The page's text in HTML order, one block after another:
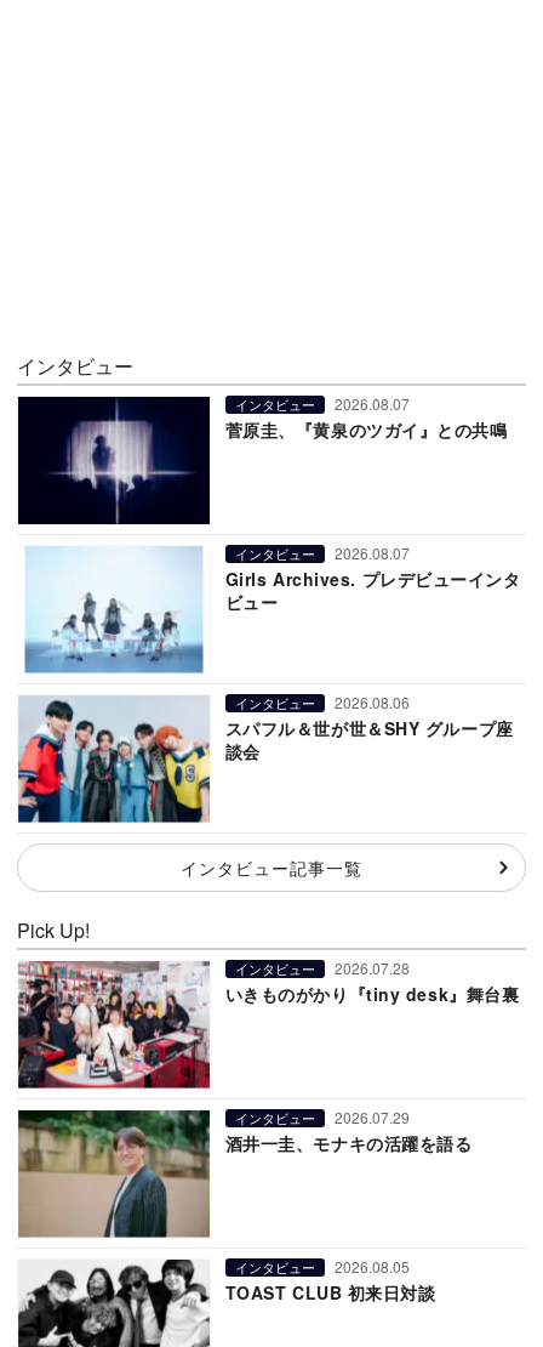
インタビュー
インタビュー 2026.08.07
菅原圭、『黄泉のツガイ』との共鳴
インタビュー 2026.08.07
Girls Archives. プレデビューインタ
ビュー
インタビュー 2026.08.06
スパフル＆世が世＆SHY グループ座
談会
インタビュー記事一覧
Pick Up!
インタビュー 2026.07.28
いきものがかり『tiny desk』舞台裏
インタビュー 2026.07.29
酒井一圭、モナキの活躍を語る
インタビュー 2026.08.05
TOAST CLUB 初来日対談